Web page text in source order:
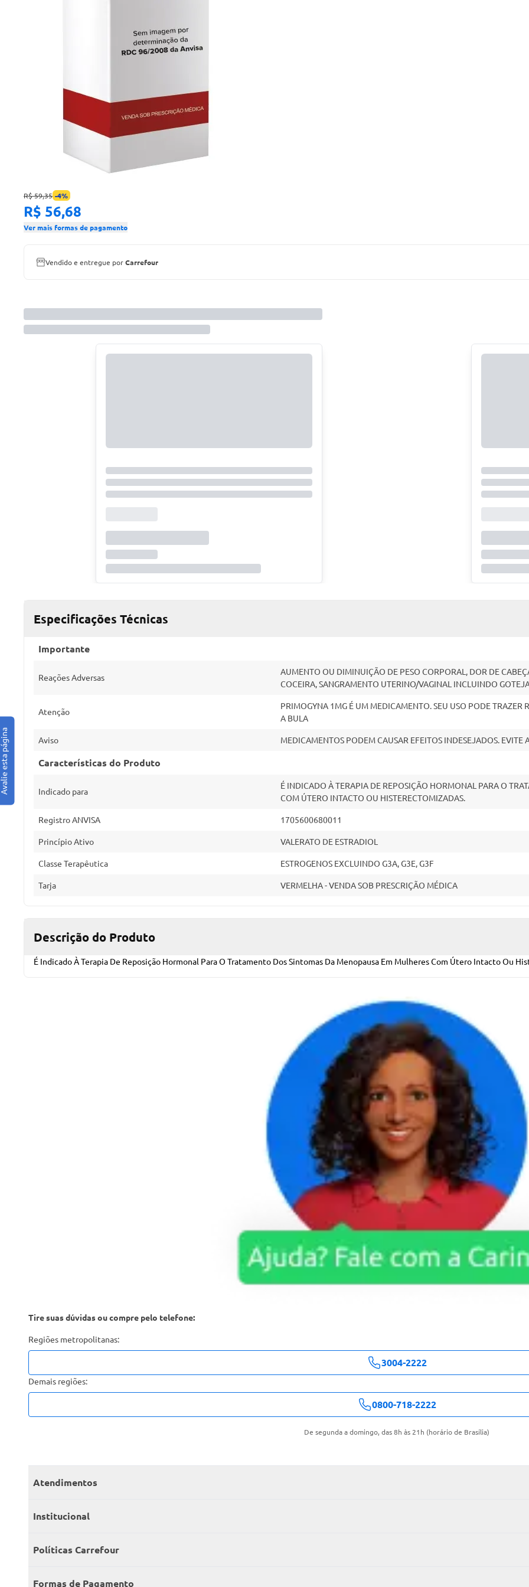
R$ 59,35 -4%
R$ 56,68
Ver mais formas de pagamento
Vendido e entregue porCarrefour
Especificações Técnicas
Importante
Reações Adversas
AUMENTO OU DIMINUIÇÃO DE PESO CORPORAL, DOR DE
COCEIRA, SANGRAMENTO UTERINO/VAGINAL INCLUINDO
Atenção
PRIMOGYNA 1MG É UM MEDICAMENTO. SEU USO PODE
A BULA
Aviso MEDICAMENTOS PODEM CAUSAR EFEITOS INDESEJADOS.
Características do Produto
Indicado para
É INDICADO À TERAPIA DE REPOSIÇÃO HORMONAL PARA O
COM ÚTERO INTACTO OU HISTERECTOMIZADAS.
Registro ANVISA 1705600680011
Princípio Ativo VALERATO DE ESTRADIOL
Classe Terapêutica ESTROGENOS EXCLUINDO G3A, G3E, G3F
Tarja VERMELHA - VENDA SOB PRESCRIÇÃO MÉDICA
Descrição do Produto
É Indicado À Terapia De Reposição Hormonal Para O Tratamento Dos Sintomas Da Menopausa Em Mulheres Com Útero Intacto Ou
Tire suas dúvidas ou compre pelo telefone:
Regiões metropolitanas:
3004-2222
Demais regiões:
0800-718-2222
De segunda a domingo, das 8h às 21h (horário de Brasília)
Atendimentos
Meus pedidos
Consumidor.gov
Institucional
Grupo Carrefour Brasil
Políticas Carrefour
Políticas de entregas
Formas de Pagamento